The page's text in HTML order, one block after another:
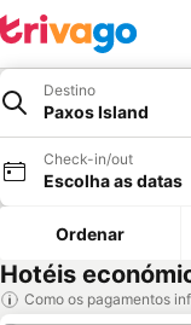
Destino
Paxos Island
Check-in/out
Escolha as datas
Ordenar
Hotéis
Como os pagamentos